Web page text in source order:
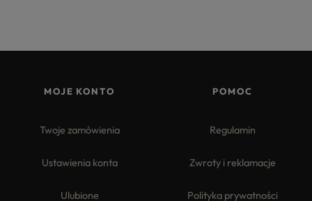
MOJE KONTO
Twoje zamówienia
Ustawienia konta
Ulubione
POMOC
Regulamin
Zwroty i reklamacje
Polityka prywatności